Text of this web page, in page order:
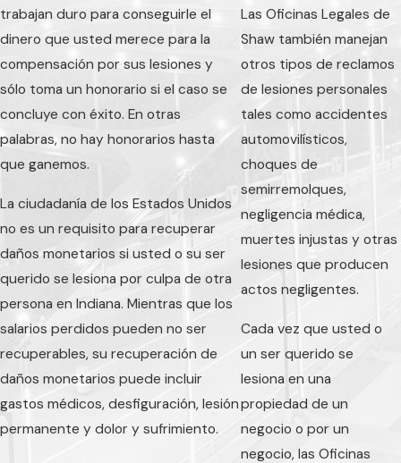
trabajan duro para conseguirle el
dinero que usted merece para la
compensación por sus lesiones y
sólo toma un honorario si el caso se
concluye con éxito. En otras
palabras, no hay honorarios hasta
que ganemos.
La ciudadanía de los Estados Unidos
no es un requisito para recuperar
daños monetarios si usted o su ser
querido se lesiona por culpa de otra
persona en Indiana. Mientras que los
salarios perdidos pueden no ser
recuperables, su recuperación de
daños monetarios puede incluir
gastos médicos, desfiguración, lesión
permanente y dolor y sufrimiento.
Las Oficinas Legales de
Shaw también manejan
otros tipos de reclamos
de lesiones personales
tales como accidentes
automovilísticos,
choques de
semirremolques,
negligencia médica,
muertes injustas y otras
lesiones que producen
actos negligentes.
Cada vez que usted o
un ser querido se
lesiona en una
propiedad de un
negocio o por un
negocio, las Oficinas